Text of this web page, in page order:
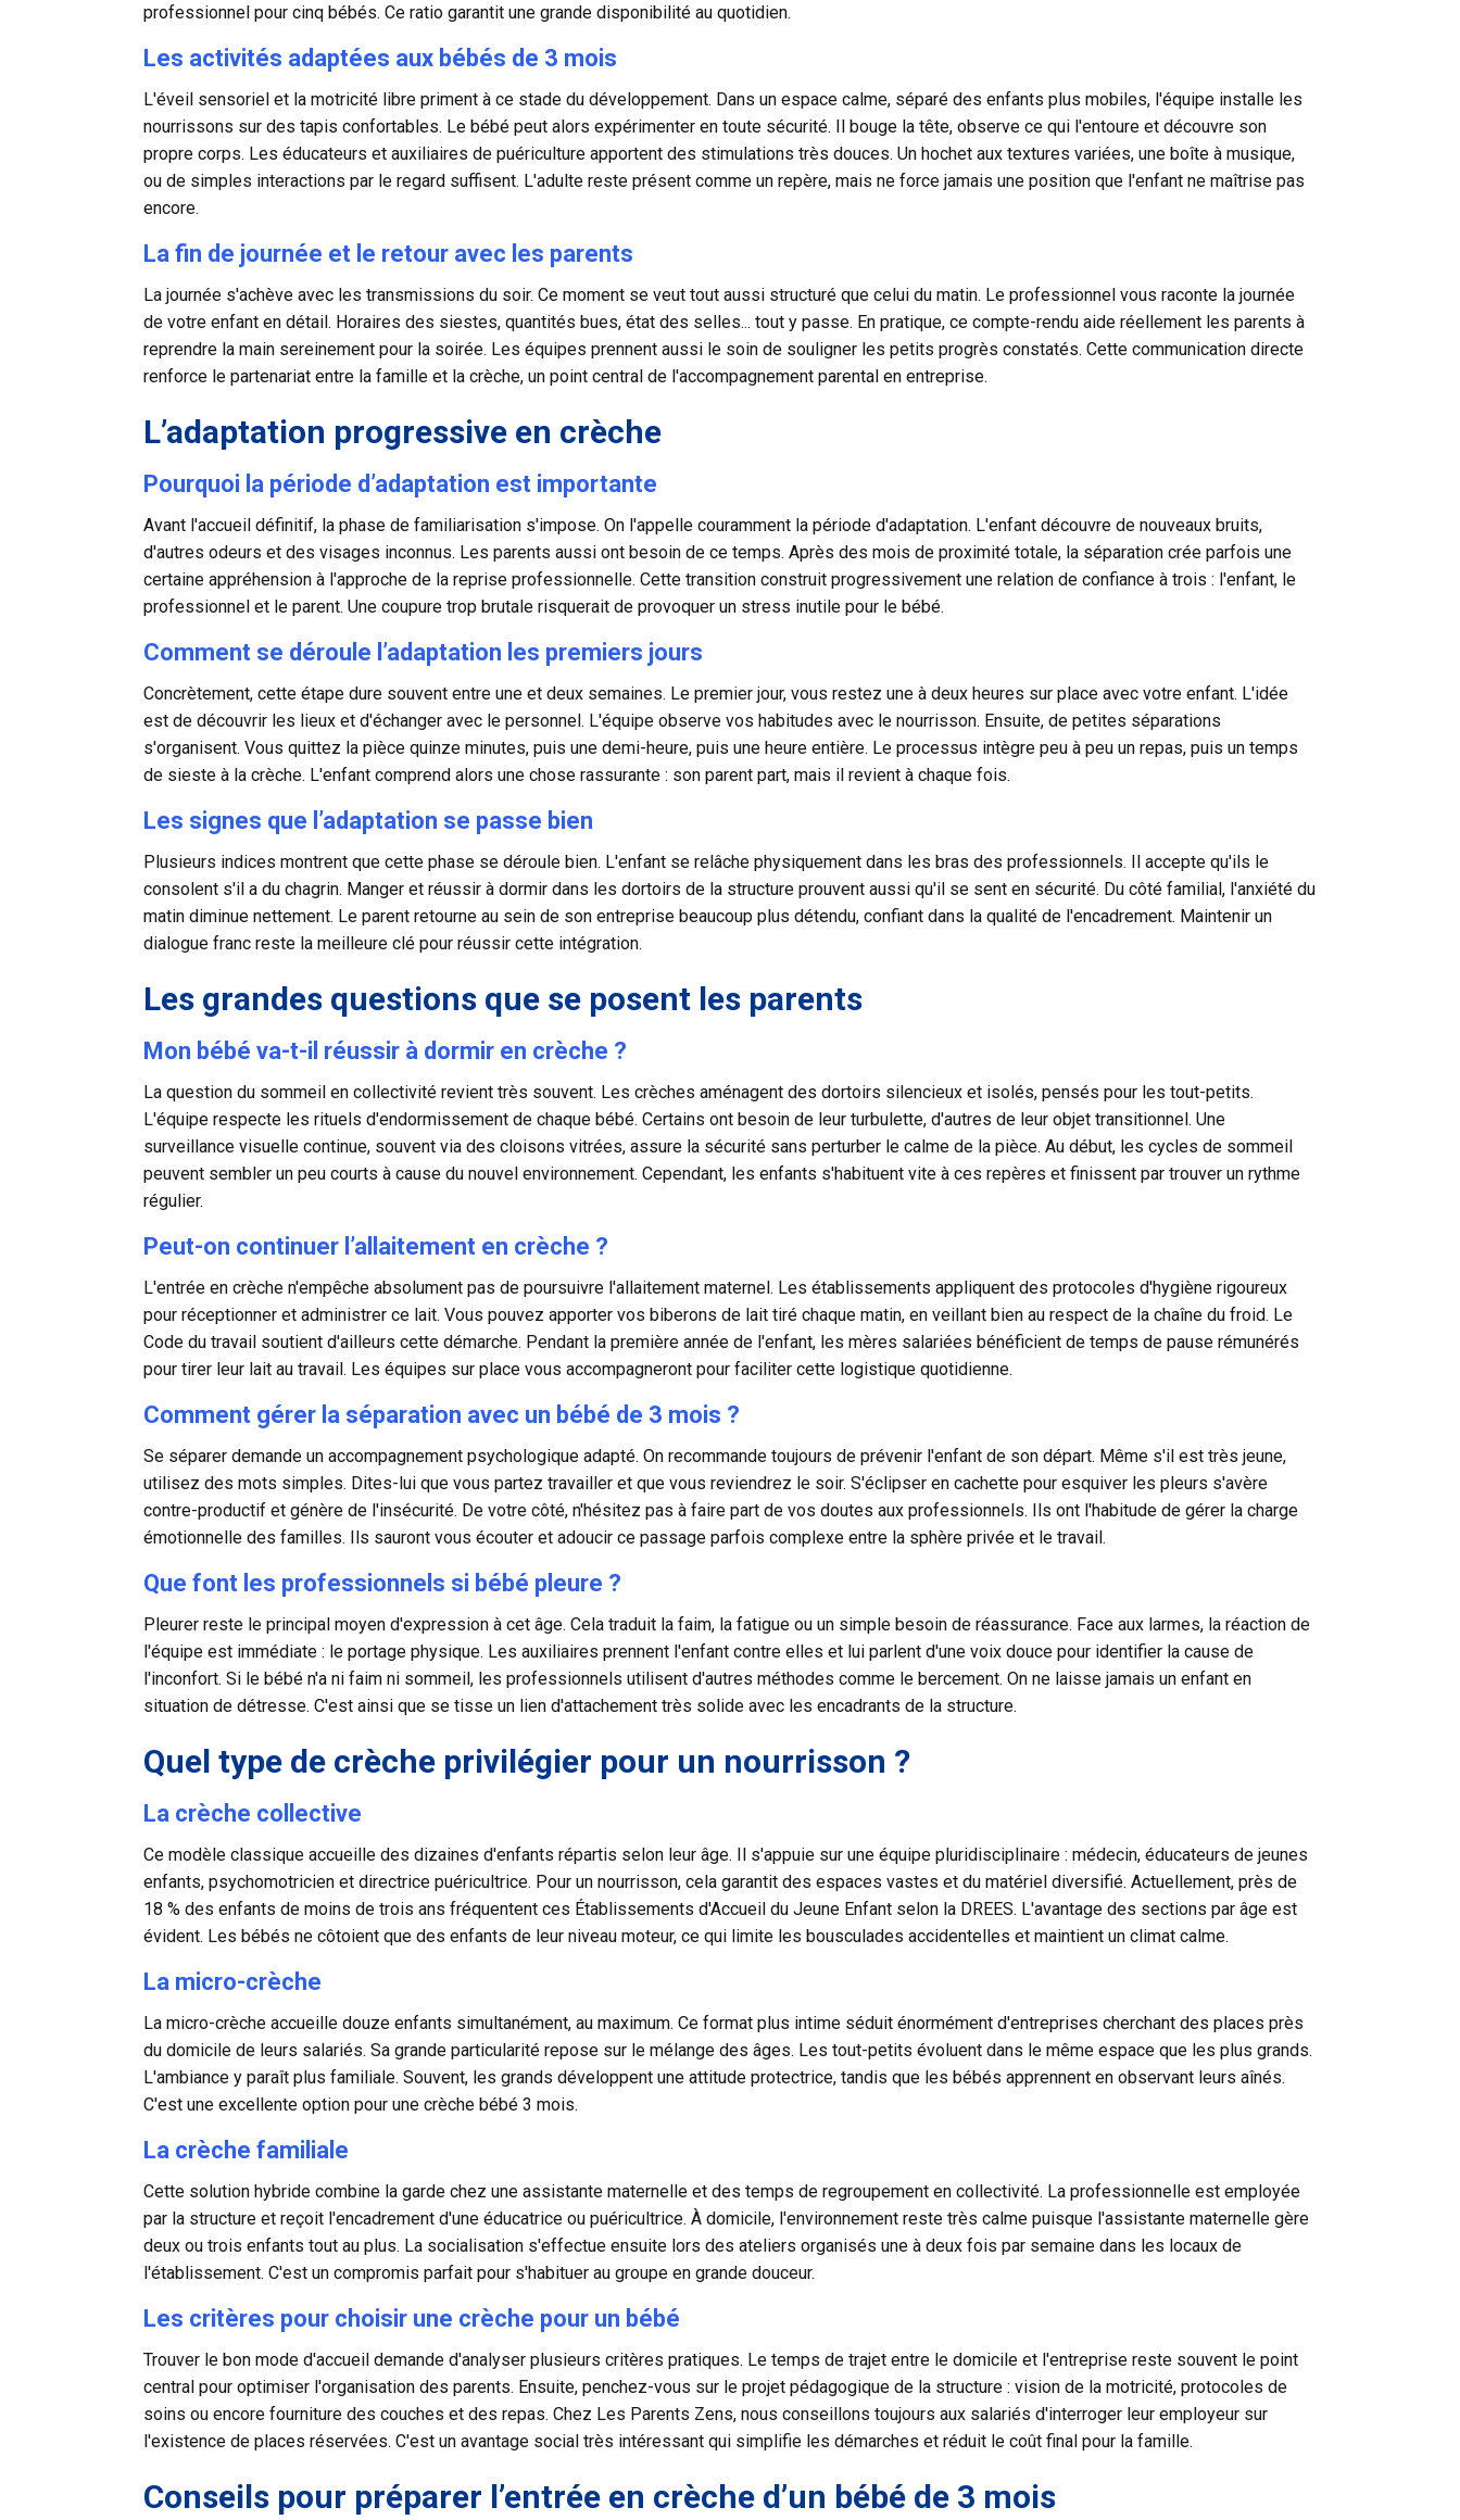
professionnel pour cinq bébés. Ce ratio garantit une grande disponibilité au quotidien.
Les activités adaptées aux bébés de 3 mois
L'éveil sensoriel et la motricité libre priment à ce stade du développement. Dans un espace calme, séparé des enfants plus mobiles, l'équipe installe les
nourrissons sur des tapis confortables. Le bébé peut alors expérimenter en toute sécurité. Il bouge la tête, observe ce qui l'entoure et découvre son
propre corps. Les éducateurs et auxiliaires de puériculture apportent des stimulations très douces. Un hochet aux textures variées, une boîte à musique,
ou de simples interactions par le regard suffisent. L'adulte reste présent comme un repère, mais ne force jamais une position que l'enfant ne maîtrise pas
encore.
La fin de journée et le retour avec les parents
La journée s'achève avec les transmissions du soir. Ce moment se veut tout aussi structuré que celui du matin. Le professionnel vous raconte la journée
de votre enfant en détail. Horaires des siestes, quantités bues, état des selles... tout y passe. En pratique, ce compte-rendu aide réellement les parents à
reprendre la main sereinement pour la soirée. Les équipes prennent aussi le soin de souligner les petits progrès constatés. Cette communication directe
renforce le partenariat entre la famille et la crèche, un point central de l'accompagnement parental en entreprise.
L’adaptation progressive en crèche
Pourquoi la période d’adaptation est importante
Avant l'accueil définitif, la phase de familiarisation s'impose. On l'appelle couramment la période d'adaptation. L'enfant découvre de nouveaux bruits,
d'autres odeurs et des visages inconnus. Les parents aussi ont besoin de ce temps. Après des mois de proximité totale, la séparation crée parfois une
certaine appréhension à l'approche de la reprise professionnelle. Cette transition construit progressivement une relation de confiance à trois : l'enfant, le
professionnel et le parent. Une coupure trop brutale risquerait de provoquer un stress inutile pour le bébé.
Comment se déroule l’adaptation les premiers jours
Concrètement, cette étape dure souvent entre une et deux semaines. Le premier jour, vous restez une à deux heures sur place avec votre enfant. L'idée
est de découvrir les lieux et d'échanger avec le personnel. L'équipe observe vos habitudes avec le nourrisson. Ensuite, de petites séparations
s'organisent. Vous quittez la pièce quinze minutes, puis une demi-heure, puis une heure entière. Le processus intègre peu à peu un repas, puis un temps
de sieste à la crèche. L'enfant comprend alors une chose rassurante : son parent part, mais il revient à chaque fois.
Les signes que l’adaptation se passe bien
Plusieurs indices montrent que cette phase se déroule bien. L'enfant se relâche physiquement dans les bras des professionnels. Il accepte qu'ils le
consolent s'il a du chagrin. Manger et réussir à dormir dans les dortoirs de la structure prouvent aussi qu'il se sent en sécurité. Du côté familial, l'anxiété du
matin diminue nettement. Le parent retourne au sein de son entreprise beaucoup plus détendu, confiant dans la qualité de l'encadrement. Maintenir un
dialogue franc reste la meilleure clé pour réussir cette intégration.
Les grandes questions que se posent les parents
Mon bébé va-t-il réussir à dormir en crèche ?
La question du sommeil en collectivité revient très souvent. Les crèches aménagent des dortoirs silencieux et isolés, pensés pour les tout-petits.
L'équipe respecte les rituels d'endormissement de chaque bébé. Certains ont besoin de leur turbulette, d'autres de leur objet transitionnel. Une
surveillance visuelle continue, souvent via des cloisons vitrées, assure la sécurité sans perturber le calme de la pièce. Au début, les cycles de sommeil
peuvent sembler un peu courts à cause du nouvel environnement. Cependant, les enfants s'habituent vite à ces repères et finissent par trouver un rythme
régulier.
Peut-on continuer l’allaitement en crèche ?
L'entrée en crèche n'empêche absolument pas de poursuivre l'allaitement maternel. Les établissements appliquent des protocoles d'hygiène rigoureux
pour réceptionner et administrer ce lait. Vous pouvez apporter vos biberons de lait tiré chaque matin, en veillant bien au respect de la chaîne du froid. Le
Code du travail soutient d'ailleurs cette démarche. Pendant la première année de l'enfant, les mères salariées bénéficient de temps de pause rémunérés
pour tirer leur lait au travail. Les équipes sur place vous accompagneront pour faciliter cette logistique quotidienne.
Comment gérer la séparation avec un bébé de 3 mois ?
Se séparer demande un accompagnement psychologique adapté. On recommande toujours de prévenir l'enfant de son départ. Même s'il est très jeune,
utilisez des mots simples. Dites-lui que vous partez travailler et que vous reviendrez le soir. S'éclipser en cachette pour esquiver les pleurs s'avère
contre-productif et génère de l'insécurité. De votre côté, n'hésitez pas à faire part de vos doutes aux professionnels. Ils ont l'habitude de gérer la charge
émotionnelle des familles. Ils sauront vous écouter et adoucir ce passage parfois complexe entre la sphère privée et le travail.
Que font les professionnels si bébé pleure ?
Pleurer reste le principal moyen d'expression à cet âge. Cela traduit la faim, la fatigue ou un simple besoin de réassurance. Face aux larmes, la réaction de
l'équipe est immédiate : le portage physique. Les auxiliaires prennent l'enfant contre elles et lui parlent d'une voix douce pour identifier la cause de
l'inconfort. Si le bébé n'a ni faim ni sommeil, les professionnels utilisent d'autres méthodes comme le bercement. On ne laisse jamais un enfant en
situation de détresse. C'est ainsi que se tisse un lien d'attachement très solide avec les encadrants de la structure.
Quel type de crèche privilégier pour un nourrisson ?
La crèche collective
Ce modèle classique accueille des dizaines d'enfants répartis selon leur âge. Il s'appuie sur une équipe pluridisciplinaire : médecin, éducateurs de jeunes
enfants, psychomotricien et directrice puéricultrice. Pour un nourrisson, cela garantit des espaces vastes et du matériel diversifié. Actuellement, près de
18 % des enfants de moins de trois ans fréquentent ces Établissements d'Accueil du Jeune Enfant selon la DREES. L'avantage des sections par âge est
évident. Les bébés ne côtoient que des enfants de leur niveau moteur, ce qui limite les bousculades accidentelles et maintient un climat calme.
La micro-crèche
La micro-crèche accueille douze enfants simultanément, au maximum. Ce format plus intime séduit énormément d'entreprises cherchant des places près
du domicile de leurs salariés. Sa grande particularité repose sur le mélange des âges. Les tout-petits évoluent dans le même espace que les plus grands.
L'ambiance y paraît plus familiale. Souvent, les grands développent une attitude protectrice, tandis que les bébés apprennent en observant leurs aînés.
C'est une excellente option pour une crèche bébé 3 mois.
La crèche familiale
Cette solution hybride combine la garde chez une assistante maternelle et des temps de regroupement en collectivité. La professionnelle est employée
par la structure et reçoit l'encadrement d'une éducatrice ou puéricultrice. À domicile, l'environnement reste très calme puisque l'assistante maternelle gère
deux ou trois enfants tout au plus. La socialisation s'effectue ensuite lors des ateliers organisés une à deux fois par semaine dans les locaux de
l'établissement. C'est un compromis parfait pour s'habituer au groupe en grande douceur.
Les critères pour choisir une crèche pour un bébé
Trouver le bon mode d'accueil demande d'analyser plusieurs critères pratiques. Le temps de trajet entre le domicile et l'entreprise reste souvent le point
central pour optimiser l'organisation des parents. Ensuite, penchez-vous sur le projet pédagogique de la structure : vision de la motricité, protocoles de
soins ou encore fourniture des couches et des repas. Chez Les Parents Zens, nous conseillons toujours aux salariés d'interroger leur employeur sur
l'existence de places réservées. C'est un avantage social très intéressant qui simplifie les démarches et réduit le coût final pour la famille.
Conseils pour préparer l’entrée en crèche d’un bébé de 3 mois